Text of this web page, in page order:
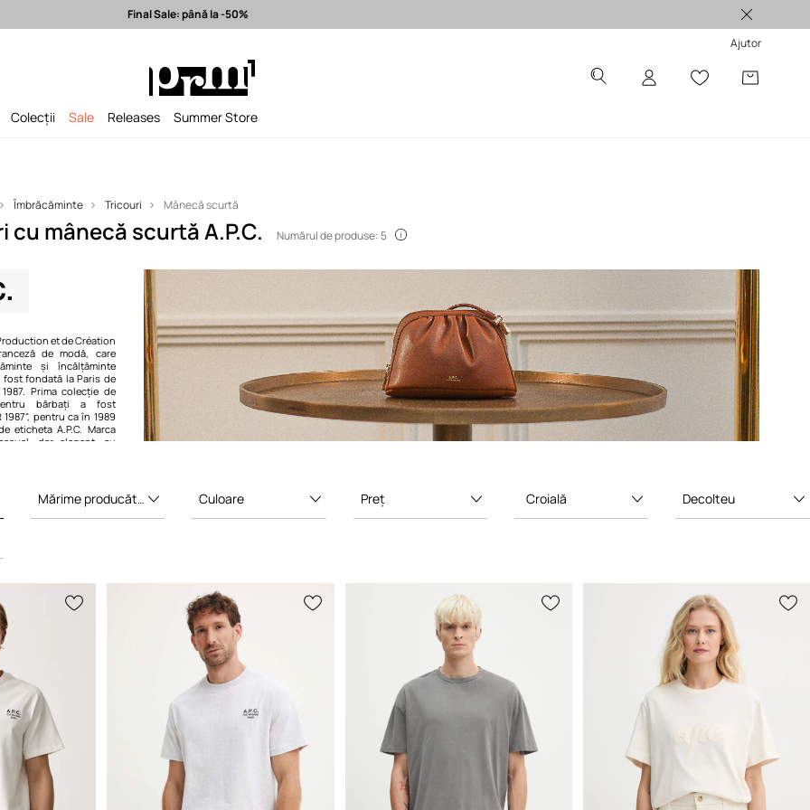
Expediere în 24h > Branduri premium selectate >
Final Sale: până la -50%
Ajutor
Colecții Sale Releases Summer Store
Îmbrăcăminte Tricouri Mânecă scurtă
cu mânecă scurtă A.P.C. Numărul de produse: 5
et de Création
de modă, care
și încălțăminte
fost fondată la Paris de
Prima colecție de
bărbați a fost
1987", pentru ca în 1989
eticheta A.P.C. Marca
dar elegant, cu
Mărime producător Culoare Preț Croială Decolteu